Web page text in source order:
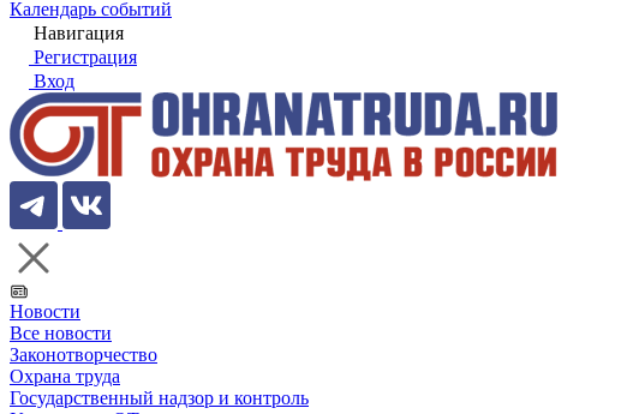
Календарь событий
Навигация
Регистрация
Вход
Новости
Все новости
Законотворчество
Охрана труда
Государственный надзор и контроль